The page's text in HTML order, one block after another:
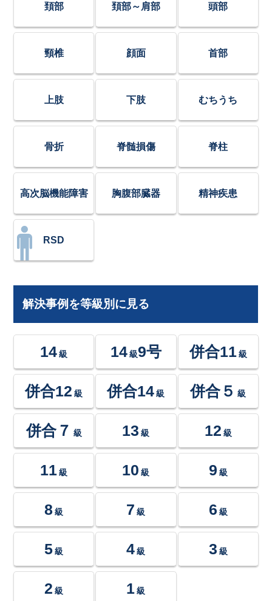
頚部 頚部～肩部 頭部
頸椎 顔面 首部
上肢 下肢 むちうち
骨折 脊髄損傷 脊柱
高次脳機能障害 胸腹部臓器 精神疾患
RSD
解決事例を等級別に見る
14 級 14級9号 併合11 級
併合12 級 併合14 級 併合５ 級
併合７ 級 13 級 12 級
11 級 10 級 9 級
8 級 7 級 6 級
5 級 4 級 3 級
2 級 1 級